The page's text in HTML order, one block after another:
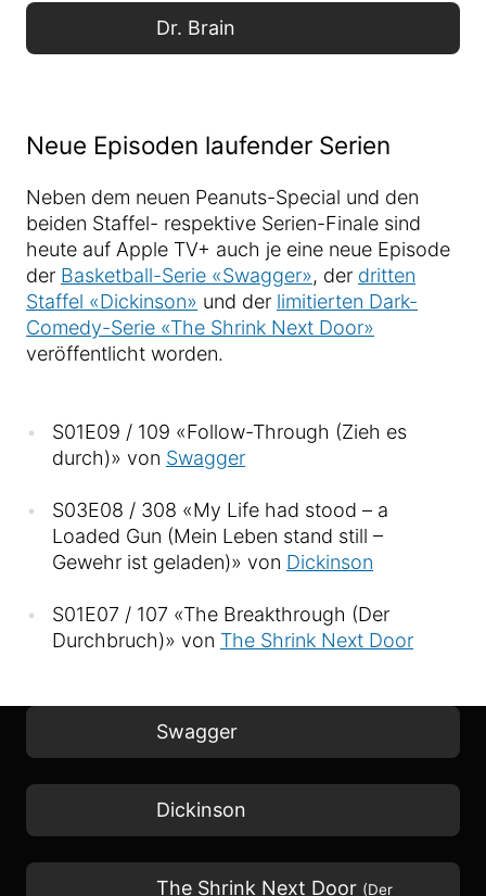
Dr. Brain
Neue Episoden laufender Serien
Neben dem neuen Peanuts-Special und den
beiden Staffel- respektive Serien-Finale sind
heute auf Apple TV+ auch je eine neue Episode
der Basketball-Serie «Swagger», der dritten
Staffel «Dickinson» und der limitierten Dark-
Comedy-Serie «The Shrink Next Door»
veröffentlicht worden.
S01E09 / 109 «Follow-Through (Zieh es
durch)» von Swagger
S03E08 / 308 «My Life had stood – a
Loaded Gun (Mein Leben stand still –
Gewehr ist geladen)» von Dickinson
S01E07 / 107 «The Breakthrough (Der
Durchbruch)» von The Shrink Next Door
Swagger
Dickinson
The Shrink Next Door (Der